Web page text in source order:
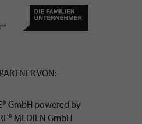
VON:
GmbH powered by
MEDIEN GmbH